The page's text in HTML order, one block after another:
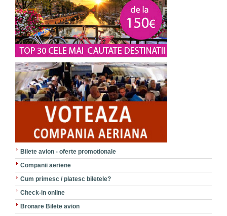
Bilete avion - oferte promotionale
Companii aeriene
Cum primesc / platesc biletele?
Check-in online
Bronare Bilete avion